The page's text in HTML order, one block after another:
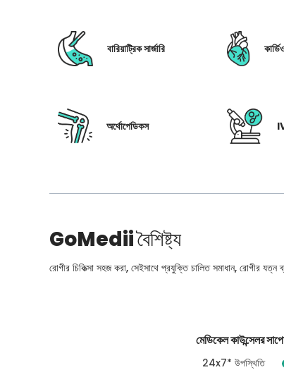
বারিয়াট্রিক সার্জারি
অর্থোপেডিকস
GoMediiবৈশিষ্ট্য
রোগীর চিকিত্সা সহজ করা, সেইসাথে প্রযুক্তি চালিত সমাধান, রোগীর যত্ন
মেডিকেল কাউন্সেলর
24x7* উপস্থিতি